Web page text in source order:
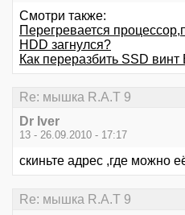
Смотри также:
Перегревается
HDD загнулся?
Как переразбить SSD
Re: мышка R.A.T 9
Dr Iver
13 - 26.09.2010 - 17:17
скиньте адрес ,где можно
Re: мышка R.A.T 9